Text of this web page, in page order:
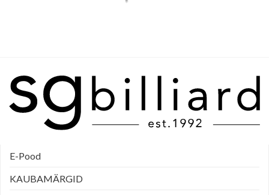
E-Pood
KAUBAMÄRGID